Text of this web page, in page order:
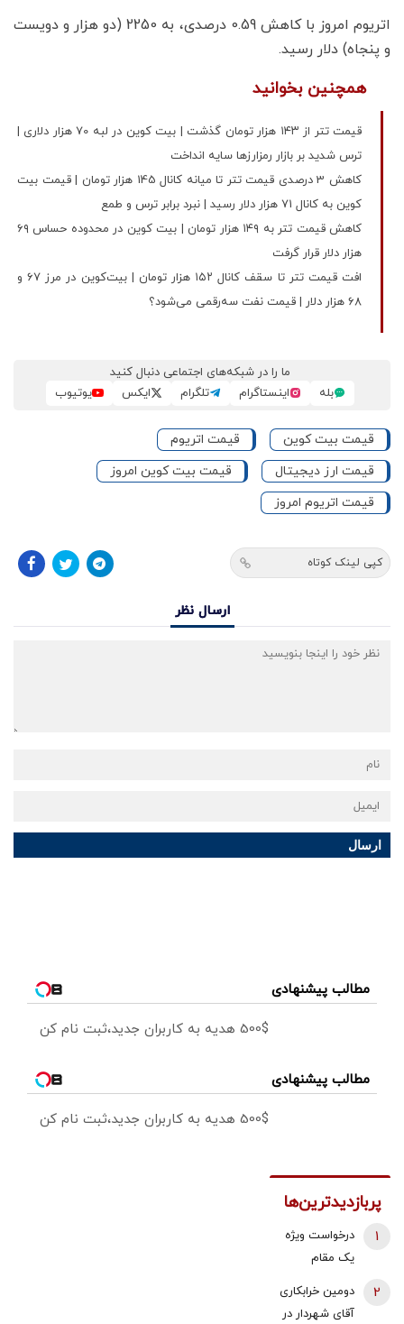
اتریوم امروز با کاهش 0.59 درصدی، به 2250 (دو هزار و دویست
و پنجاه) دلار رسید.
همچنین بخوانید
قیمت تتر از ۱۴۳ هزار تومان گذشت | بیت کوین در لبه 70 هزار دلاری |
ترس شدید بر بازار رمزارزها سایه انداخت
کاهش 3 درصدی قیمت تتر تا میانه کانال 145 هزار تومان | قیمت بیت
کوین به کانال 71 هزار دلار رسید | نبرد برابر ترس و طمع
کاهش قیمت تتر به ۱۴۹ هزار تومان | بیت‌ کوین در محدوده حساس ۶۹
هزار دلار قرار گرفت
افت قیمت تتر تا سقف کانال ۱۵۲ هزار تومان | بیت‌کوین در مرز ۶۷ و
۶۸ هزار دلار | قیمت نفت سه‌رقمی می‌شود؟
ما را در شبکه‌های اجتماعی دنبال کنید
بله
اینستاگرام تلگرام ایکس یوتیوب
قیمت بیت کوین
قیمت اتریوم
قیمت ارز دیجیتال
قیمت بیت کوین امروز
قیمت اتریوم امروز
کپی لینک کوتاه
ارسال نظر
ارسال
مطالب پیشنهادی
500$ هدیه به کاربران جدید،ثبت نام کن
مطالب پیشنهادی
500$ هدیه به کاربران جدید،ثبت نام کن
پربازدیدترین‌ها
درخواست ویژه
یک مقام
جوانان: اگر
1
دومین خرابکاری
آقای شهردار در
2